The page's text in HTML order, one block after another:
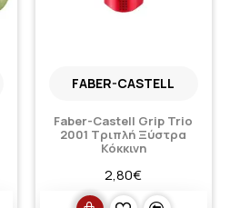
FABER-CASTELL
Faber-Castell Grip Trio
2001 Τριπλή Ξύστρα
Κόκκινη
2,80€